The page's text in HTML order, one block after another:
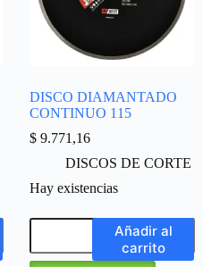
DISCO DIAMANTADO
CONTINUO 115
$ 9.771,16
DISCOS DE CORTE
Hay existencias
Añadir al
carrito